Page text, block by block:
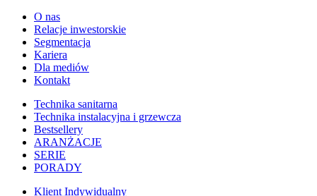
O nas
Relacje inwestorskie
Segmentacja
Kariera
Dla mediów
Kontakt
Technika sanitarna
Technika instalacyjna i grzewcza
Bestsellery
ARANŻACJE
SERIE
PORADY
Klient Indywidualny